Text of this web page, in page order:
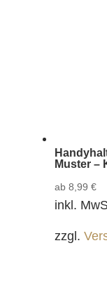
Muster –
ab 8,99 €
inkl.
zzgl.